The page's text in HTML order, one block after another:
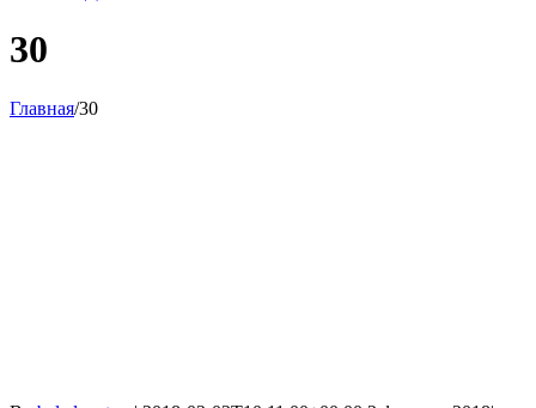
30
Главная/30